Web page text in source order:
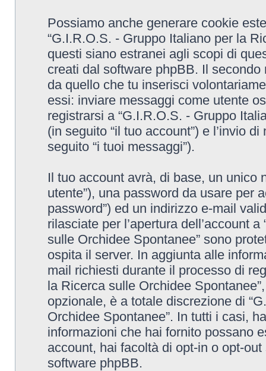
Possiamo anche generare cookie
“G.I.R.O.S. - Gruppo Italiano per la
questi siano estranei agli scopi di
creati dal software phpBB. Il
da quello che tu inserisci
essi: inviare messaggi come utente
registrarsi a “G.I.R.O.S. - Gruppo
(in seguito “il tuo account”) e l’invio
seguito “i tuoi messaggi”).
Il tuo account avrà, di base, un unico
utente”), una password da usare per
password”) ed un indirizzo e-mail
rilasciate per l’apertura dell’account
sulle Orchidee Spontanee” sono
ospita il server. In aggiunta alle
mail richiesti durante il processo di
la Ricerca sulle Orchidee
opzionale, è a totale discrezione di
Orchidee Spontanee”. In tutti i casi,
informazioni che hai fornito possano
account, hai facoltà di opt-in o opt-
software phpBB.